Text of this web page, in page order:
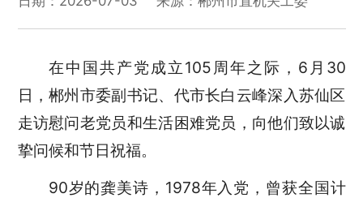
在中国共产党成立105周年之际，6月30
日，郴州市委副书记、代市长白云峰深入苏仙区
走访慰问老党员和生活困难党员，向他们致以诚
挚问候和节日祝福。
90岁的龚美诗，1978年入党，曾获全国计